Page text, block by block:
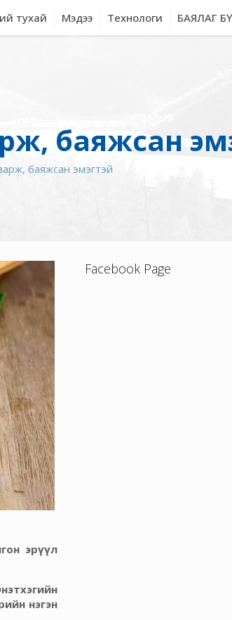
тухай Мэдээ Технологи БАЯЛАГ
баяжсан
баяжсан эмэгтэй
эрүүл
нэгэн
Facebook Page